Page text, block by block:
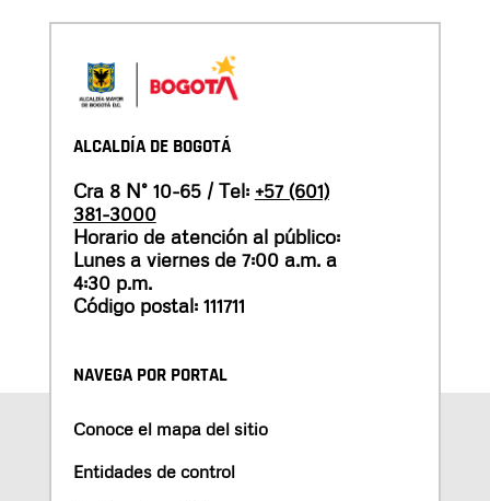
ALCALDÍA DE BOGOTÁ
Cra 8 N° 10-65 / Tel: +57 (601)
381-3000
Horario de atención al público:
Lunes a viernes de 7:00 a.m. a
4:30 p.m.
Código postal: 111711
NAVEGA POR PORTAL
Conoce el mapa del sitio
Entidades de control